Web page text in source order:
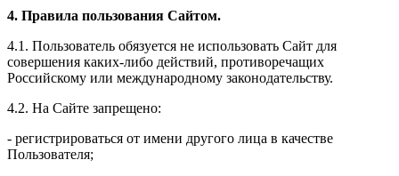
4. Правила пользования Сайтом.
4.1. Пользователь обязуется не использовать Сайт для
совершения каких-либо действий, противоречащих
Российскому или международному законодательству.
4.2. На Сайте запрещено:
- регистрироваться от имени другого лица в качестве
Пользователя;